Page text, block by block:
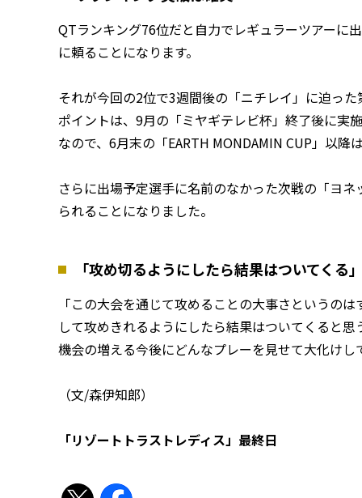
QTランキング76位だと自力でレギュラーツアーに
に頼ることになります。
それが今回の2位で3週間後の「ニチレイ」に迫っ
ポイントは、9月の「ミヤギテレビ杯」終了後に実
なので、6月末の「EARTH MONDAMIN CUP」以
さらに出場予定選手に名前のなかった次戦の「ヨ
られることになりました。
「攻め切るようにしたら結果はついてくる
「この大会を通じて攻めることの大事さというの
して攻めきれるようにしたら結果はついてくると
機会の増える今後にどんなプレーを見せて大化けし
（文/森伊知郎）
「リゾートトラストレディス」最終日